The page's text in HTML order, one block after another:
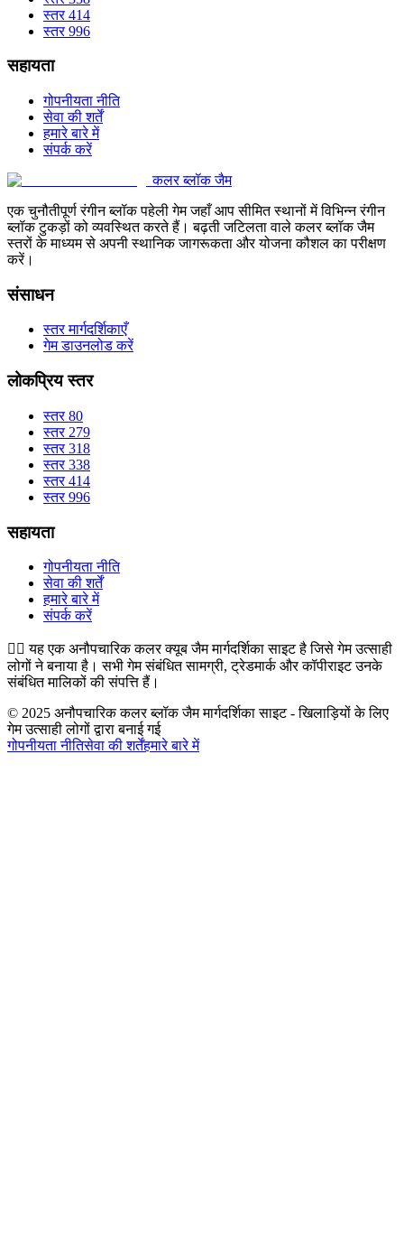
स्तर 414
स्तर 996
सहायता
गोपनीयता नीति
सेवा की शर्तें
हमारे बारे में
संपर्क करें
कलर ब्लॉक जैम
एक चुनौतीपूर्ण रंगीन ब्लॉक पहेली गेम जहाँ आप सीमित स्थानों में विभिन्न रंगीन
ब्लॉक टुकड़ों को व्यवस्थित करते हैं। बढ़ती जटिलता वाले कलर ब्लॉक जैम
स्तरों के माध्यम से अपनी स्थानिक जागरूकता और योजना कौशल का परीक्षण
करें।
संसाधन
स्तर मार्गदर्शिकाएँ
गेम डाउनलोड करें
लोकप्रिय स्तर
स्तर 80
स्तर 279
स्तर 318
स्तर 338
स्तर 414
स्तर 996
सहायता
गोपनीयता नीति
सेवा की शर्तें
हमारे बारे में
संपर्क करें
👉🏻यह एक अनौपचारिक कलर क्यूब जैम मार्गदर्शिका साइट है जिसे गेम उत्साही
लोगों ने बनाया है। सभी गेम संबंधित सामग्री, ट्रेडमार्क और कॉपीराइट उनके
संबंधित मालिकों की संपत्ति हैं।
© 2025 अनौपचारिक कलर ब्लॉक जैम मार्गदर्शिका साइट - खिलाड़ियों के लिए
गेम उत्साही लोगों द्वारा बनाई गई
गोपनीयता नीतिसेवा की शर्तेंहमारे बारे में